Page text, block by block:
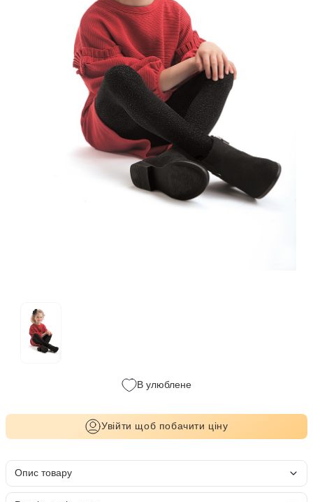
В улюблене
Увійти щоб побачити ціну
Опис товару